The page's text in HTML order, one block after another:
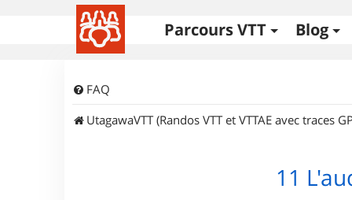
Parcours VTT Blog
FAQ
UtagawaVTT (Randos VTT et VTTAE avec traces
11